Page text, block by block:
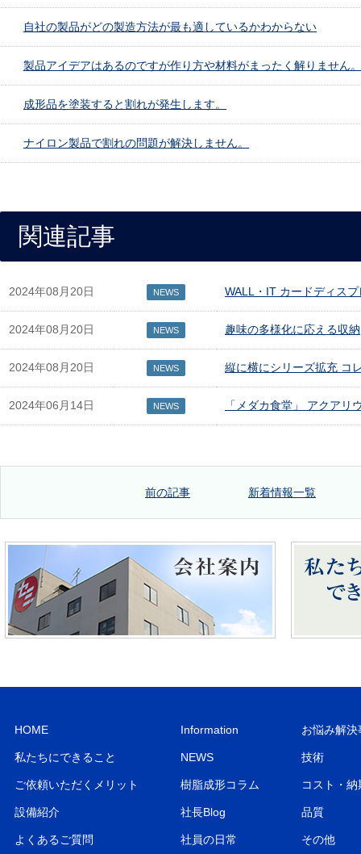
自社の製品がどの製造方法が最も適しているかわからない
製品アイデアはあるのですが作り方や材料がまったく解りません。
成形品を塗装すると割れが発生します。
ナイロン製品で割れの問題が解決しません。
関連記事
2024年08月20日 NEWS WALL・IT カードディス
2024年08月20日 NEWS 趣味の多様化に応える収納
2024年08月20日 NEWS 縦に横にシリーズ拡充 コ
2024年06月14日 NEWS 「メダカ食堂」 アクアリ
前の記事 新着情報一覧
HOME
私たちにできること
ご依頼いただくメリット
設備紹介
よくあるご質問
Information
NEWS
樹脂成形コラム
社長Blog
社員の日常
お悩み解
技術
コスト・
品質
その他